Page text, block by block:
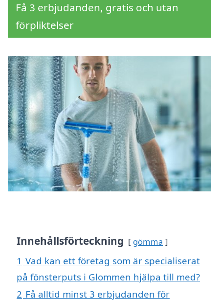
Få 3 erbjudanden, gratis och utan
förpliktelser
Innehållsförteckning gömma
1 Vad kan ett företag som är specialiserat
på fönsterputs i Glommen hjälpa till med?
2 Få alltid minst 3 erbjudanden för